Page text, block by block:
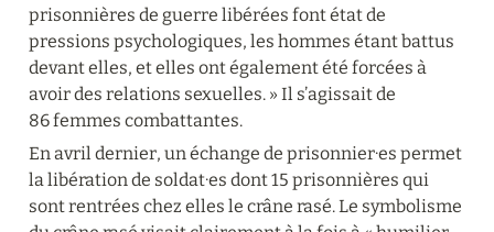
prisonnières de guerre libérées font état de
pressions psychologiques, les hommes étant battus
devant elles, et elles ont également été forcées à
avoir des relations sexuelles. » Il s’agissait de
86 femmes combattantes.
En avril dernier, un échange de prisonnier·es permet
la libération de soldat·es dont 15 prisonnières qui
sont rentrées chez elles le crâne rasé. Le symbolisme